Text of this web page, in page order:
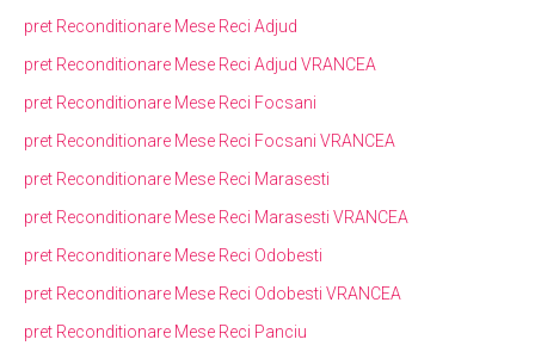
pret Reconditionare Mese Reci Adjud
pret Reconditionare Mese Reci Adjud VRANCEA
pret Reconditionare Mese Reci Focsani
pret Reconditionare Mese Reci Focsani VRANCEA
pret Reconditionare Mese Reci Marasesti
pret Reconditionare Mese Reci Marasesti VRANCEA
pret Reconditionare Mese Reci Odobesti
pret Reconditionare Mese Reci Odobesti VRANCEA
pret Reconditionare Mese Reci Panciu